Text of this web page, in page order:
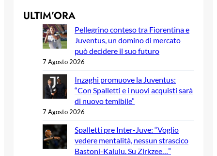
ULTIM’ORA
Pellegrino conteso tra Fiorentina e
Juventus, un domino di mercato
può decidere il suo futuro
7 Agosto 2026
Inzaghi promuove la Juventus:
“Con Spalletti e i nuovi acquisti sarà
di nuovo temibile”
7 Agosto 2026
Spalletti pre Inter-Juve: “Voglio
vedere mentalità, nessun strascico
Bastoni-Kalulu. Su Zirkzee…”